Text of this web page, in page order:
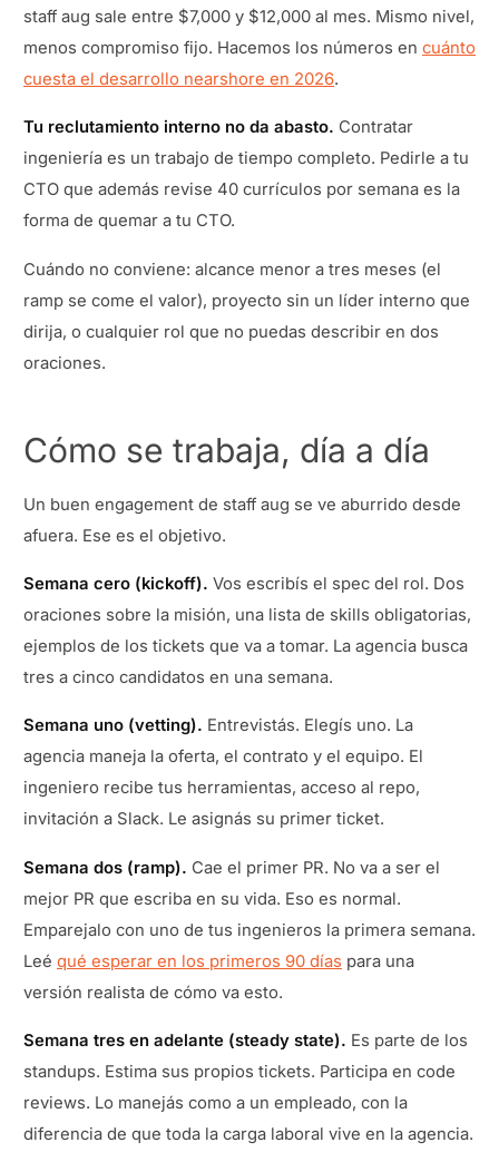
staff aug sale entre $7,000 y $12,000 al mes. Mismo nivel,
menos compromiso fijo. Hacemos los números en cuánto
cuesta el desarrollo nearshore en 2026.
Tu reclutamiento interno no da abasto. Contratar
ingeniería es un trabajo de tiempo completo. Pedirle a tu
CTO que además revise 40 currículos por semana es la
forma de quemar a tu CTO.
Cuándo no conviene: alcance menor a tres meses (el
ramp se come el valor), proyecto sin un líder interno que
dirija, o cualquier rol que no puedas describir en dos
oraciones.
Cómo se trabaja, día a día
Un buen engagement de staff aug se ve aburrido desde
afuera. Ese es el objetivo.
Semana cero (kickoff). Vos escribís el spec del rol. Dos
oraciones sobre la misión, una lista de skills obligatorias,
ejemplos de los tickets que va a tomar. La agencia busca
tres a cinco candidatos en una semana.
Semana uno (vetting). Entrevistás. Elegís uno. La
agencia maneja la oferta, el contrato y el equipo. El
ingeniero recibe tus herramientas, acceso al repo,
invitación a Slack. Le asignás su primer ticket.
Semana dos (ramp). Cae el primer PR. No va a ser el
mejor PR que escriba en su vida. Eso es normal.
Emparejalo con uno de tus ingenieros la primera semana.
Leé qué esperar en los primeros 90 días para una
versión realista de cómo va esto.
Semana tres en adelante (steady state). Es parte de los
standups. Estima sus propios tickets. Participa en code
reviews. Lo manejás como a un empleado, con la
diferencia de que toda la carga laboral vive en la agencia.